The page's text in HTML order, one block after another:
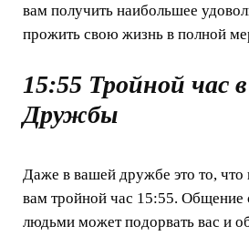
вам получить наибольшее
прожить свою жизнь в полной
15:55 Тройной час
Дружбы
Даже в вашей дружбе это то, что
вам тройной час 15:55.
людьми может подорвать вас и